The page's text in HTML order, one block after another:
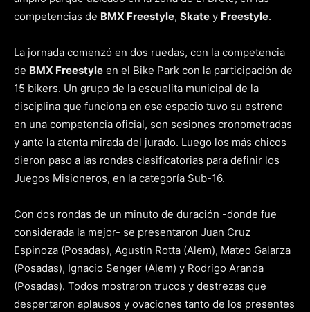
competencias de BMX Freestyle, Skate y Freestyle.
La jornada comenzó en dos ruedas, con la competencia
de BMX Freestyle en el Bike Park con la participación de
15 bikers. Un grupo de la escuelita municipal de la
disciplina que funciona en ese espacio tuvo su estreno
en una competencia oficial, son sesiones cronometradas
y ante la atenta mirada del jurado. Luego los más chicos
dieron paso a las rondas clasificatorias para definir los
Juegos Misioneros, en la categoría Sub-16.
Con dos rondas de un minuto de duración -donde fue
considerada la mejor- se presentaron Juan Cruz
Espinoza (Posadas), Agustín Rotta (Alem), Mateo Galarza
(Posadas), Ignacio Senger (Alem) y Rodrigo Aranda
(Posadas). Todos mostraron trucos y destrezas que
despertaron aplausos y ovaciones tanto de los presentes